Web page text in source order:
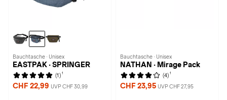
Bauchtasche · Unisex
EASTPAK · SPRINGER
(1) 1
CHF 22,99 UVP CHF 30,99
Bauchtasche · Unisex
NATHAN · Mirage Pack
(4) 1
CHF 23,95 UVP CHF 27,95